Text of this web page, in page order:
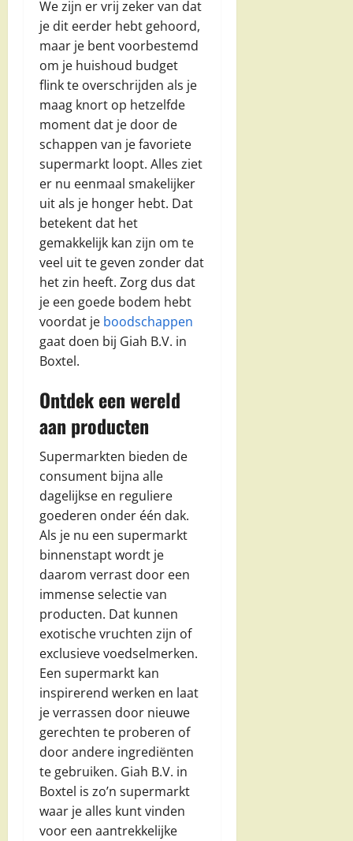
We zijn er vrij zeker van dat
je dit eerder hebt gehoord,
maar je bent voorbestemd
om je huishoud budget
flink te overschrijden als je
maag knort op hetzelfde
moment dat je door de
schappen van je favoriete
supermarkt loopt. Alles ziet
er nu eenmaal smakelijker
uit als je honger hebt. Dat
betekent dat het
gemakkelijk kan zijn om te
veel uit te geven zonder dat
het zin heeft. Zorg dus dat
je een goede bodem hebt
voordat je boodschappen
gaat doen bij Giah B.V. in
Boxtel.
Ontdek een wereld
aan producten
Supermarkten bieden de
consument bijna alle
dagelijkse en reguliere
goederen onder één dak.
Als je nu een supermarkt
binnenstapt wordt je
daarom verrast door een
immense selectie van
producten. Dat kunnen
exotische vruchten zijn of
exclusieve voedselmerken.
Een supermarkt kan
inspirerend werken en laat
je verrassen door nieuwe
gerechten te proberen of
door andere ingrediënten
te gebruiken. Giah B.V. in
Boxtel is zo’n supermarkt
waar je alles kunt vinden
voor een aantrekkelijke